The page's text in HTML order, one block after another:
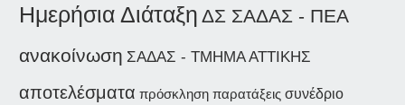
Ημερήσια Διάταξη ΔΣ ΣΑΔΑΣ - ΠΕΑ
ανακοίνωση ΣΑΔΑΣ - ΤΜΗΜΑ ΑΤΤΙΚΗΣ
αποτελέσματα πρόσκληση παρατάξεις συνέδριο